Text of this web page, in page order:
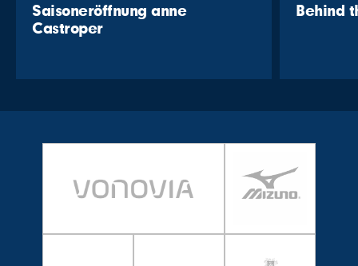
Saisoneröffnung anne
Castroper
Behind